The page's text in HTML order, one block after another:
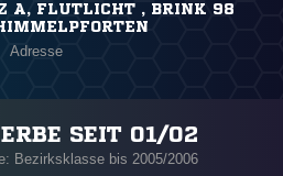
A, FLUTLICHT , BRINK 98
Adresse
SEIT 01/02
Bezirksklasse bis 2005/2006